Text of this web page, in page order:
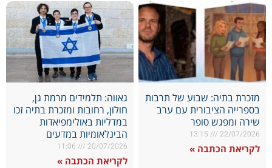
מזכרת בתיה: שבוע של תרבות
בספרייה הציבורית עם ערב
שירה ומפגש סופר
22/07/2026
לקריאת הכתבה »
גאווה: תלמידים מרמת גן,
חולון, רחובות ומזכרת בתיה זכו
במדליות באולימפיאדות
הבינלאומיות במדעים
20/07/2026
לקריאת הכתבה »